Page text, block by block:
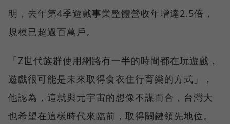
明，去年第4季遊戲事業整體營收年增達2.5倍，
規模已超過百萬戶。
「Z世代族群使用網路有一半的時間都在玩遊戲，
遊戲很可能是未來取得食衣住行育樂的方式」，
他認為，這就與元宇宙的想像不謀而合，台灣大
也希望在這樣時代來臨前，取得關鍵領先地位。